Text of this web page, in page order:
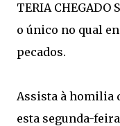
TERIA CHEGADO
o único no qual
pecados.
Assista à homilia
esta segunda-